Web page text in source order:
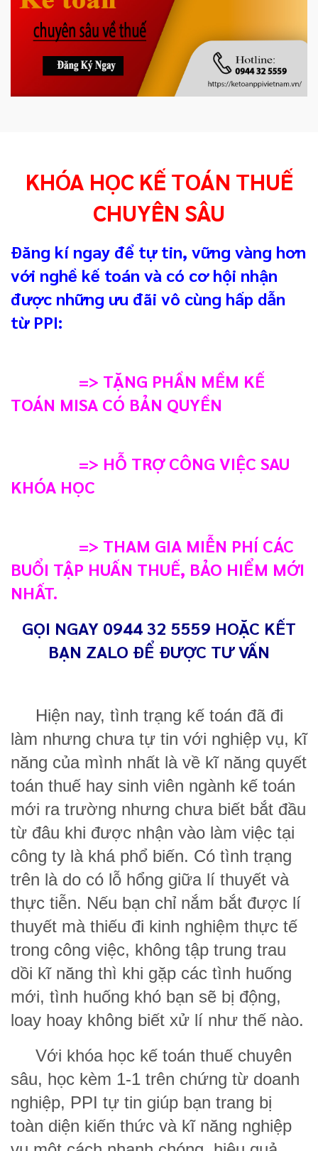
KHÓA HỌC KẾ TOÁN THUẾ
CHUYÊN SÂU
Đăng kí ngay để tự tin, vững vàng hơn
với nghề kế toán và có cơ hội nhận
được những ưu đãi vô cùng hấp dẫn
từ PPI:
=> TẶNG PHẦN MỀM KẾ
TOÁN MISA CÓ BẢN QUYỀN
=> HỖ TRỢ CÔNG VIỆC SAU
KHÓA HỌC
=> THAM GIA MIỄN PHÍ CÁC
BUỔI TẬP HUẤN THUẾ, BẢO HIỂM MỚI
NHẤT.
GỌI NGAY 0944 32 5559 HOẶC KẾT
BẠN ZALO ĐỂ ĐƯỢC TƯ VẤN
Hiện nay, tình trạng kế toán đã đi
làm nhưng chưa tự tin với nghiệp vụ, kĩ
năng của mình nhất là về kĩ năng quyết
toán thuế hay sinh viên ngành kế toán
mới ra trường nhưng chưa biết bắt đầu
từ đâu khi được nhận vào làm việc tại
công ty là khá phổ biến. Có tình trạng
trên là do có lỗ hổng giữa lí thuyết và
thực tiễn. Nếu bạn chỉ nắm bắt được lí
thuyết mà thiếu đi kinh nghiệm thực tế
trong công việc, không tập trung trau
dồi kĩ năng thì khi gặp các tình huống
mới, tình huống khó bạn sẽ bị động,
loay hoay không biết xử lí như thế nào.
Với khóa học kế toán thuế chuyên
sâu, học kèm 1-1 trên chứng từ doanh
nghiệp, PPI tự tin giúp bạn trang bị
toàn diện kiến thức và kĩ năng nghiệp